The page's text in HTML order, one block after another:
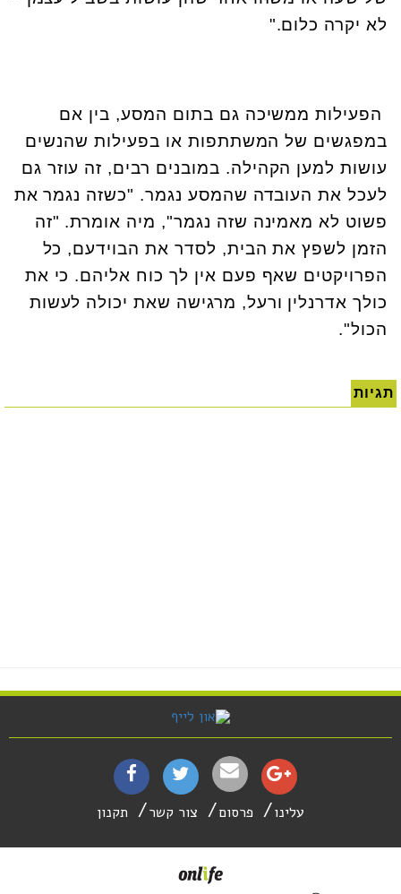
לא יקרה כלום".
הפעילות ממשיכה גם בתום המסע, בין אם
במפגשים של המשתתפות או בפעילות שהנשים
עושות למען הקהילה. במובנים רבים, זה עוזר גם
לעכל את העובדה שהמסע נגמר. "כשזה נגמר את
פשוט לא מאמינה שזה נגמר", מיה אומרת. "זה
הזמן לשפץ את הבית, לסדר את הבוידעם, כל
הפרויקטים שאף פעם אין לך כוח אליהם. כי את
כולך אדרנלין ורעל, מרגישה שאת יכולה לעשות
הכול".
תגיות
עלינו פרסום צור קשר תקנון